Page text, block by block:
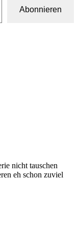
Abonnieren
nicht tauschen
eh schon zuviel